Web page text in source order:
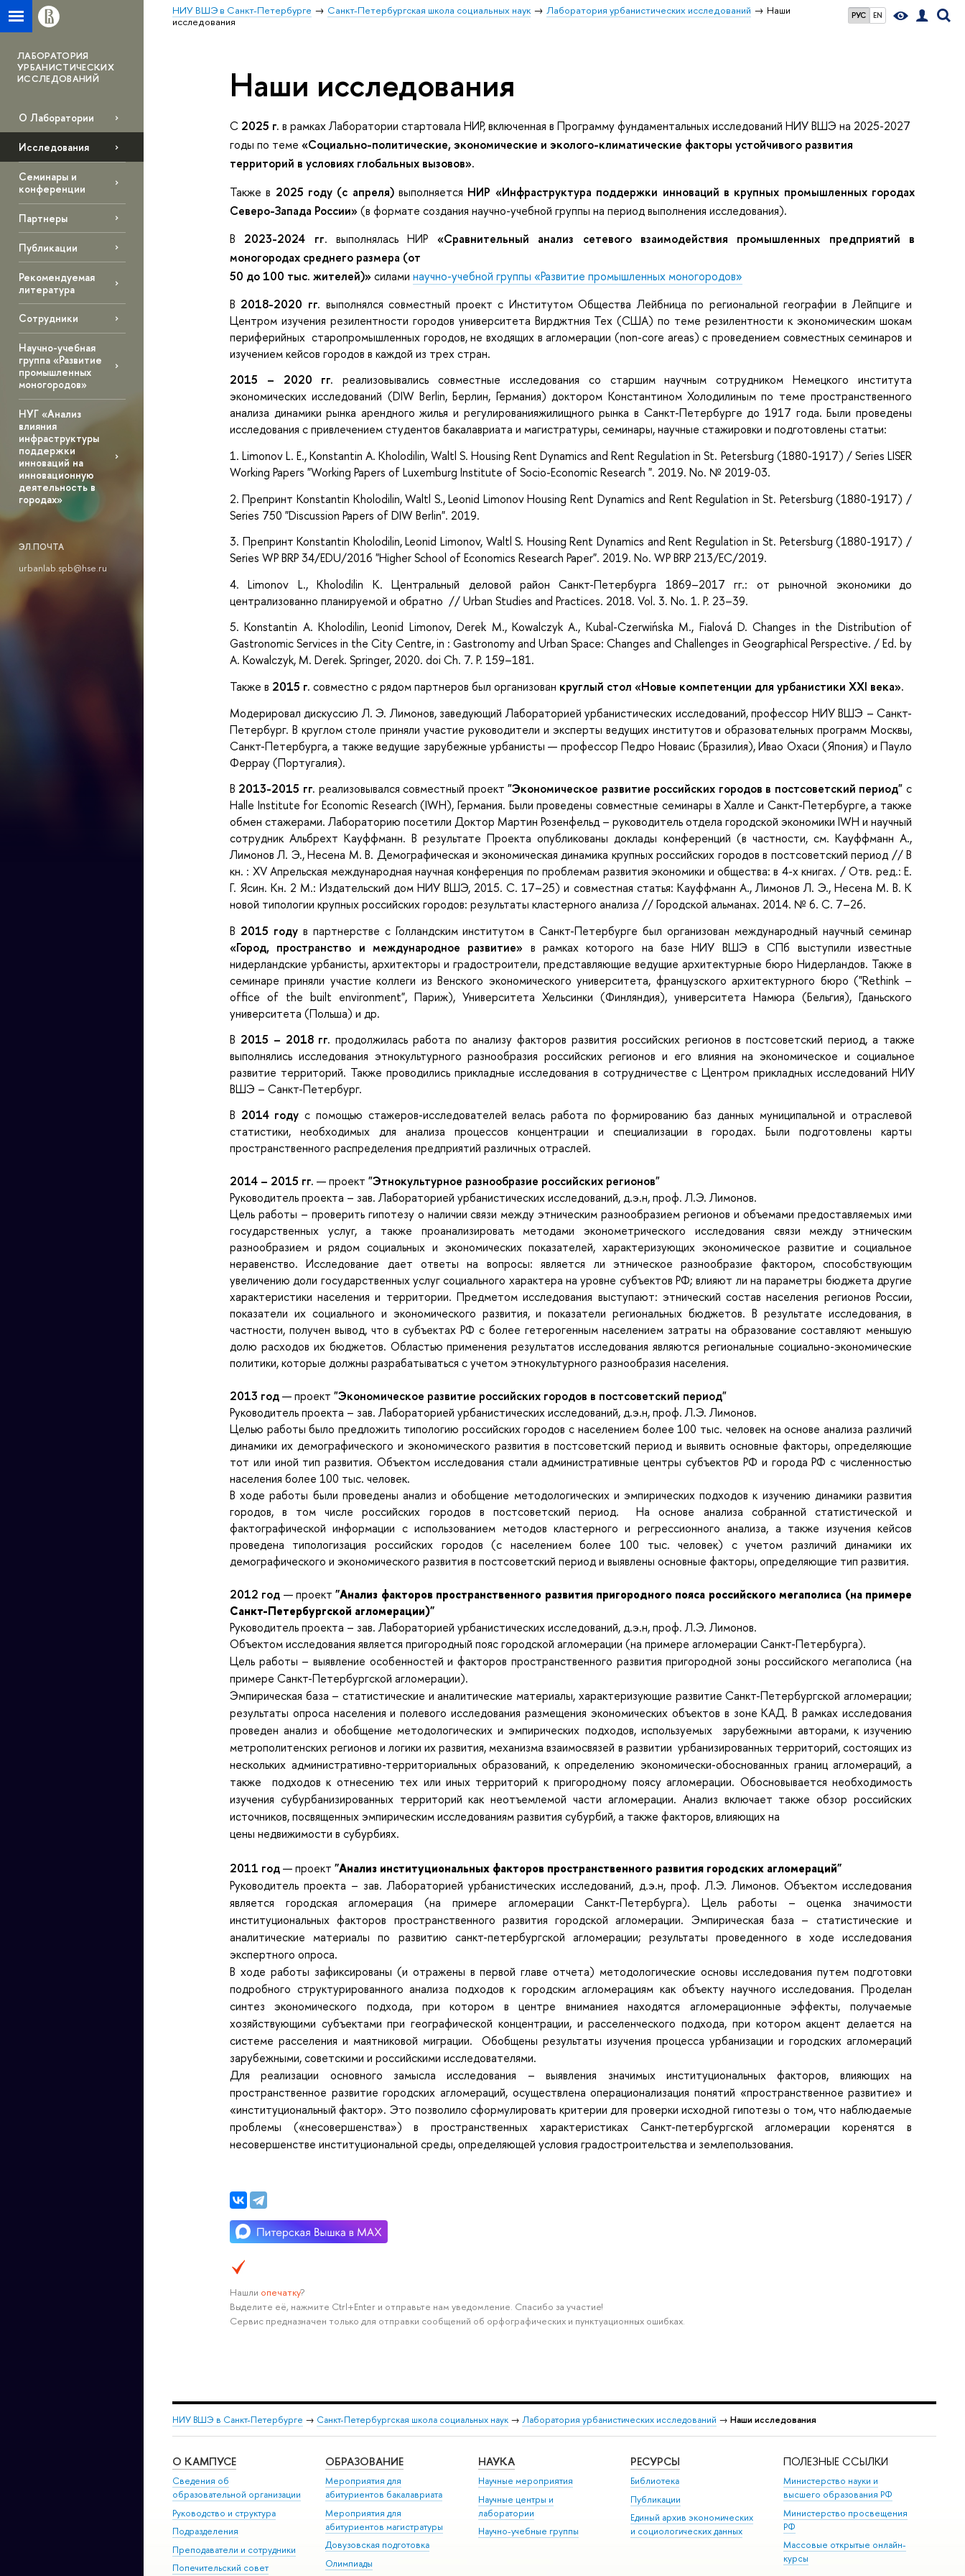
РУС EN
НИУ ВШЭ в Санкт-Петербурге Санкт-Петербургская школа социальных наук Лаборатория урбанистических исследований
Наши
исследования
ЛАБОРАТОРИЯ
УРБАНИСТИЧЕСКИХ
ИССЛЕДОВАНИЙ
О Лаборатории
Исследования
Семинары и
конференции
Партнеры
Публикации
Рекомендуемая
литература
Сотрудники
Научно-учебная
группа «Развитие
промышленных
моногородов»
НУГ «Анализ
влияния
инфраструктуры
поддержки
инноваций на
инновационную
деятельность в
городах»
ЭЛ.ПОЧТА
urbanlab.spb@hse.ru
Наши исследования
С 2025 г. в рамках Лаборатории стартовала НИР, включенная в Программу фундаментальных исследований НИУ ВШЭ на 2025-2027
годы по теме «Социально-политические, экономические и эколого-климатические факторы устойчивого развития
территорий в условиях глобальных вызовов».
Также в 2025 году (с апреля)выполняется НИР «Инфраструктура поддержки инноваций в крупных промышленных городах
Северо-Запада России» (в формате создания научно-учебной группы на период выполнения исследования).
В 2023-2024 гг. выполнялась НИР «Сравнительный анализ сетевого взаимодействия промышленных предприятий в
моногородах среднего размера (от
50 до 100 тыс. жителей)» силами научно-учебной группы «Развитие промышленных моногородов»
В 2018-2020 гг. выполнялся совместный проект с Институтом Общества Лейбница по региональной географии в Лейпциге и
Центром изучения резилентности городов университета Вирджтния Тех (США) по теме резилентности к экономическим шокам
периферийных старопромышленных городов, не входящих в агломерации (non-core areas) с проведением совместных семинаров и
изучением кейсов городов в каждой из трех стран.
2015 – 2020 гг. реализовывались совместные исследования со старшим научным сотрудником Немецкого института
экономических исследований (DIW Berlin, Берлин, Германия) доктором Константином Холодилиным по теме пространственного
анализа динамики рынка арендного жилья и регулированияжилищного рынка в Санкт-Петербурге до 1917 года. Были проведены
исследования с привлечением студентов бакалавриата и магистратуры, семинары, научные стажировки и подготовлены статьи:
1. Limonov L. E., Konstantin A. Kholodilin, Waltl S. Housing Rent Dynamics and Rent Regulation in St. Petersburg (1880-1917) / Series LISER
Working Papers "Working Papers of Luxemburg Institute of Socio-Economic Research ". 2019. No. № 2019-03.
2. Препринт Konstantin Kholodilin, Waltl S., Leonid Limonov Housing Rent Dynamics and Rent Regulation in St. Petersburg (1880-1917) /
Series 750 "Discussion Papers of DIW Berlin". 2019.
3. Препринт Konstantin Kholodilin, Leonid Limonov, Waltl S. Housing Rent Dynamics and Rent Regulation in St. Petersburg (1880-1917) /
Series WP BRP 34/EDU/2016 "Higher School of Economics Research Paper". 2019. No. WP BRP 213/EC/2019.
4. Limonov L., Kholodilin K. Центральный деловой район Санкт-Петербурга 1869–2017 гг.: от рыночной экономики до
централизованно планируемой и обратно // Urban Studies and Practices. 2018. Vol. 3. No. 1. P. 23–39.
5. Konstantin A. Kholodilin, Leonid Limonov, Derek M., Kowalczyk A., Kubal-Czerwińska M., Fialová D. Changes in the Distribution of
Gastronomic Services in the City Centre, in : Gastronomy and Urban Space: Changes and Challenges in Geographical Perspective. / Ed. by
A. Kowalczyk, M. Derek. Springer, 2020. doi Ch. 7. P. 159–181.
Также в 2015 г. совместно с рядом партнеров был организован круглый стол «Новые компетенции для урбанистики XXI века».
Модерировал дискуссию Л. Э. Лимонов, заведующий Лабораторией урбанистических исследований, профессор НИУ ВШЭ – Санкт-
Петербург. В круглом столе приняли участие руководители и эксперты ведущих институтов и образовательных программ Москвы,
Санкт-Петербурга, а также ведущие зарубежные урбанисты — профессор Педро Новаис (Бразилия), Ивао Охаси (Япония) и Пауло
Феррау (Португалия).
В 2013-2015 гг. реализовывался совместный проект"Экономическое развитие российских городов в постсоветский период" с
Halle Institute for Economic Research (IWH), Германия. Были проведены совместные семинары в Халле и Санкт-Петербурге, а также
обмен стажерами. Лабораторию посетили Доктор Мартин Розенфельд – руководитель отдела городской экономики IWH и научный
сотрудник Альбрехт Кауффманн. В результате Проекта опубликованы доклады конференций (в частности, см. Кауффманн А.,
Лимонов Л. Э., Несена М. В. Демографическая и экономическая динамика крупных российских городов в постсоветский период // В
кн. : XV Апрельская международная научная конференция по проблемам развития экономики и общества: в 4-х книгах. / Отв. ред.: Е.
Г. Ясин. Кн. 2 М.: Издательский дом НИУ ВШЭ, 2015. С. 17–25) и совместная статья: Кауффманн А., Лимонов Л. Э., Несена М. В. К
новой типологии крупных российских городов: результаты кластерного анализа // Городской альманах. 2014. № 6. С. 7–26.
В 2015 годув партнерстве с Голландским институтом в Санкт-Петербурге был организован международный научный семинар
«Город, пространство и международное развитие» в рамках которого на базе НИУ ВШЭ в СПб выступили известные
нидерландские урбанисты, архитекторы и градостроители, представляющие ведущие архитектурные бюро Нидерландов. Также в
семинаре приняли участие коллеги из Венского экономического университета, французского архитектурного бюро ("Rethink –
office of the built environment", Париж), Университета Хельсинки (Финляндия), университета Намюра (Бельгия), Гданьского
университета (Польша) и др.
В 2015 – 2018 гг. продолжилась работа по анализу факторов развития российских регионов в постсоветский период, а также
выполнялись исследования этнокультурного разнообразия российских регионов и его влияния на экономическое и социальное
развитие территорий. Также проводились прикладные исследования в сотрудничестве с Центром прикладных исследований НИУ
ВШЭ – Санкт-Петербург.
В 2014 году с помощью стажеров-исследователей велась работа по формированию баз данных муниципальной и отраслевой
статистики, необходимых для анализа процессов концентрации и специализации в городах. Были подготовлены карты
пространственного распределения предприятий различных отраслей.
2014 – 2015 гг. — проект "Этнокультурное разнообразие российских регионов"
Руководитель проекта – зав. Лабораторией урбанистических исследований, д.э.н, проф. Л.Э. Лимонов.
Цель работы – проверить гипотезу о наличии связи между этническим разнообразием регионов и объемами предоставляемых ими
государственных услуг, а также проанализировать методами эконометрического исследования связи между этническим
разнообразием и рядом социальных и экономических показателей, характеризующих экономическое развитие и социальное
неравенство. Исследование дает ответы на вопросы: является ли этническое разнообразие фактором, способствующим
увеличению доли государственных услуг социального характера на уровне субъектов РФ; влияют ли на параметры бюджета другие
характеристики населения и территории. Предметом исследования выступают: этнический состав населения регионов России,
показатели их социального и экономического развития, и показатели региональных бюджетов. В результате исследования, в
частности, получен вывод, что в субъектах РФ с более гетерогенным населением затраты на образование составляют меньшую
долю расходов их бюджетов. Областью применения результатов исследования являются региональные социально-экономические
политики, которые должны разрабатываться с учетом этнокультурного разнообразия населения.
2013 год— проект "Экономическое развитие российских городов в постсоветский период"
Руководитель проекта – зав. Лабораторией урбанистических исследований, д.э.н, проф. Л.Э. Лимонов.
Целью работы было предложить типологию российских городов с населением более 100 тыс. человек на основе анализа различий
динамики их демографического и экономического развития в постсоветский период и выявить основные факторы, определяющие
тот или иной тип развития. Объектом исследования стали административные центры субъектов РФ и города РФ с численностью
населения более 100 тыс. человек.
В ходе работы были проведены анализ и обобщение методологических и эмпирических подходов к изучению динамики развития
городов, в том числе российских городов в постсоветский период. На основе анализа собранной статистической и
фактографической информации с использованием методов кластерного и регрессионного анализа, а также изучения кейсов
проведена типологизация российских городов (с населением более 100 тыс. человек) с учетом различий динамики их
демографического и экономического развития в постсоветский период и выявлены основные факторы, определяющие тип развития.
2012 год — проект"Анализ факторов пространственного развития пригородного пояса российского мегаполиса (на примере
Санкт-Петербургской агломерации)"
Руководитель проекта – зав. Лабораторией урбанистических исследований, д.э.н, проф. Л.Э. Лимонов.
Объектом исследования является пригородный пояс городской агломерации (на примере агломерации Санкт-Петербурга).
Цель работы – выявление особенностей и факторов пространственного развития пригородной зоны российского мегаполиса (на
примере Санкт-Петербургской агломерации).
Эмпирическая база – статистические и аналитические материалы, характеризующие развитие Санкт-Петербургской агломерации;
результаты опроса населения и полевого исследования размещения экономических объектов в зоне КАД.В рамках исследования
проведен анализ и обобщение методологических и эмпирических подходов, используемых зарубежными авторами, к изучению
метрополитенских регионов и логики их развития, механизма взаимосвязей в развитии урбанизированных территорий, состоящих из
нескольких административно-территориальных образований, к определению экономически-обоснованных границ агломераций, а
также подходов к отнесению тех или иных территорий к пригородному поясу агломерации. Обосновывается необходимость
изучения субурбанизированных территорий как неотъемлемой части агломерации. Анализ включает также обзор российских
источников, посвященных эмпирическим исследованиям развития субурбий, а также факторов, влияющих на
цены недвижимости в субурбиях.
2011 год— проект "Анализ институциональных факторов пространственного развития городских агломераций"
Руководитель проекта – зав. Лабораторией урбанистических исследований, д.э.н, проф. Л.Э. Лимонов. Объектом исследования
является городская агломерация (на примере агломерации Санкт-Петербурга).Цель работы
– оценка значимости
институциональных факторов пространственного развития городской агломерации. Эмпирическая база – статистические и
аналитические материалы по развитию санкт-петербургской агломерации; результаты проведенного в ходе исследования
экспертного опроса.
В ходе работы зафиксированы (и отражены в первой главе отчета) методологические основы исследования путем подготовки
подробного структурированного анализа подходов к городским агломерациям как объекту научного исследования. Проделан
синтез экономического подхода, при котором в центре вниманиея находятся агломерационные эффекты, получаемые
хозяйствующими субъектами при географической концентрации, и расселенческого подхода, при котором акцент делается на
системе расселения и маятниковой миграции. Обобщены результаты изучения процесса урбанизации и городских агломераций
зарубежными, советскими и российскими исследователями.
Для реализации основного замысла исследования – выявления значимых институциональных факторов, влияющих на
пространственное развитие городских агломераций, осуществлена операционализация понятий «пространственное развитие» и
«институциональный фактор». Это позволило сформулировать критерии для проверки исходной гипотезы о том, что наблюдаемые
проблемы («несовершенства») в пространственных характеристиках Санкт-петербургской агломерации коренятся в
несовершенстве институциональной среды, определяющей условия градостроительства и землепользования.
Нашли опечатку?
Выделите её, нажмите Ctrl+Enter и отправьте нам уведомление. Спасибо за участие!
Сервис предназначен только для отправки сообщений об орфографических и пунктуационных ошибках.
НИУ ВШЭ в Санкт-Петербурге → Санкт-Петербургская школа социальных наук → Лаборатория урбанистических исследований → Наши исследования
О КАМПУСЕ
Сведения об
образовательной организации
Руководство и структура
Подразделения
Преподаватели и сотрудники
Попечительский совет
ОБРАЗОВАНИЕ
Мероприятия для
абитуриентов бакалавриата
Мероприятия для
абитуриентов магистратуры
Довузовская подготовка
Олимпиады
НАУКА
Научные мероприятия
Научные центры и
лаборатории
Научно-учебные группы
РЕСУРСЫ
Библиотека
Публикации
Единый архив экономических
и социологических данных
ПОЛЕЗНЫЕ ССЫЛКИ
Министерство науки и
высшего образования РФ
Министерство просвещения
РФ
Массовые открытые онлайн-
курсы